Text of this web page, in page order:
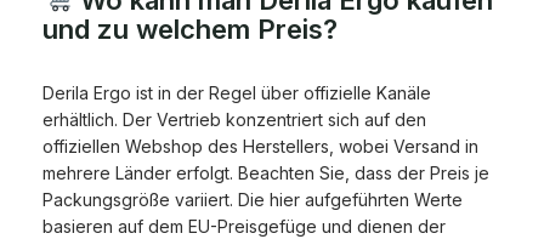
und zu welchem Preis?
Derila Ergo ist in der Regel über offizielle Kanäle
erhältlich. Der Vertrieb konzentriert sich auf den
offiziellen Webshop des Herstellers, wobei Versand in
mehrere Länder erfolgt. Beachten Sie, dass der Preis je
Packungsgröße variiert. Die hier aufgeführten Werte
basieren auf dem EU-Preisgefüge und dienen der